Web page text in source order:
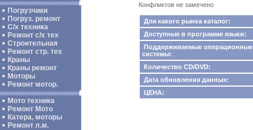
Погрузчики
Погруз. ремонт
С/х техника
Ремонт с/х тех
Строительная
Ремонт стр. тех
Краны
Краны ремонт
Моторы
Ремонт мотор.
Мото техника
Ремонт Мото
Катера, моторы
Ремонт л.м.
Конфликтов не замечено
Для какого рынка каталог:
Доступные в программе языки:
Поддерживаемые операционные
системы:
Количество CD/DVD:
Дата обновления данных:
ЦЕНА: